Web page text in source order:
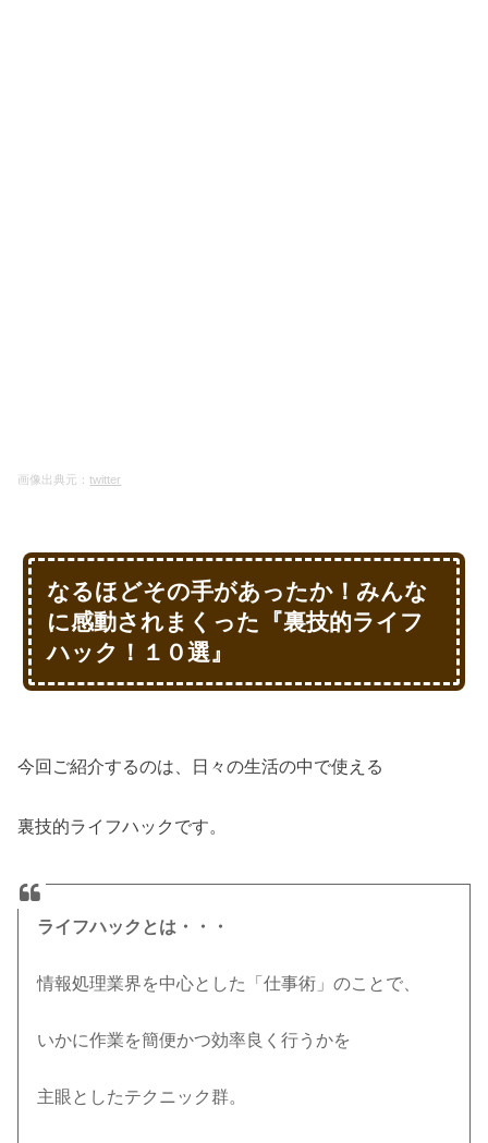
画像出典元：twitter
なるほどその手があったか！みんな
に感動されまくった『裏技的ライフ
ハック！１０選』
今回ご紹介するのは、日々の生活の中で使える
裏技的ライフハックです。
ライフハックとは・・・
情報処理業界を中心とした「仕事術」のことで、
いかに作業を簡便かつ効率良く行うかを
主眼としたテクニック群。